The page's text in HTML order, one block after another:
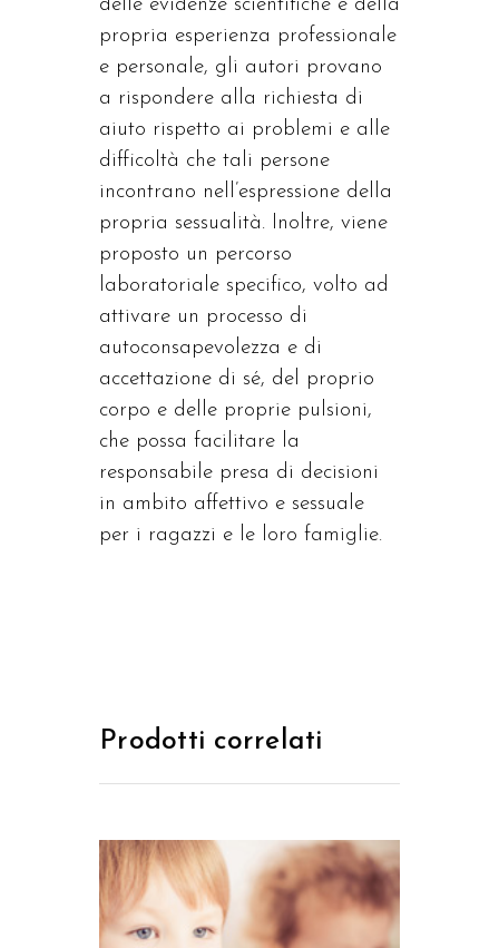
delle evidenze scientifiche e della
propria esperienza professionale
e personale, gli autori provano
a rispondere alla richiesta di
aiuto rispetto ai problemi e alle
difficoltà che tali persone
incontrano nell’espressione della
propria sessualità. Inoltre, viene
proposto un percorso
laboratoriale specifico, volto ad
attivare un processo di
autoconsapevolezza e di
accettazione di sé, del proprio
corpo e delle proprie pulsioni,
che possa facilitare la
responsabile presa di decisioni
in ambito affettivo e sessuale
per i ragazzi e le loro famiglie.
Prodotti correlati